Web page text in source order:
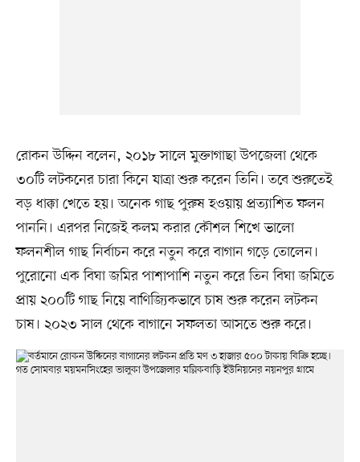
রোকন উদ্দিন বলেন, ২০১৮ সালে মুক্তাগাছা উপজেলা থেকে
৩০টি লটকনের চারা কিনে যাত্রা শুরু করেন তিনি। তবে শুরুতেই
বড় ধাক্কা খেতে হয়। অনেক গাছ পুরুষ হওয়ায় প্রত্যাশিত ফলন
পাননি। এরপর নিজেই কলম করার কৌশল শিখে ভালো
ফলনশীল গাছ নির্বাচন করে নতুন করে বাগান গড়ে তোলেন।
পুরোনো এক বিঘা জমির পাশাপাশি নতুন করে তিন বিঘা জমিতে
প্রায় ২০০টি গাছ নিয়ে বাণিজ্যিকভাবে চাষ শুরু করেন লটকন
চাষ। ২০২৩ সাল থেকে বাগানে সফলতা আসতে শুরু করে।